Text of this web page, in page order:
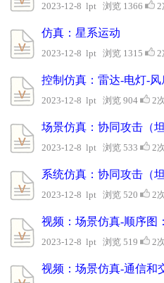
2023-12-8 lpt 浏览 1366 2
仿真：星系运动
2023-12-8 lpt 浏览 1315 2
控制仿真：雷达-电灯-风
2023-12-8 lpt 浏览 904 2
场景仿真：协同攻击（
2023-12-8 lpt 浏览 533 2
系统仿真：协同攻击（
2023-12-8 lpt 浏览 520 2
2023-12-8 lpt 浏览 519 2